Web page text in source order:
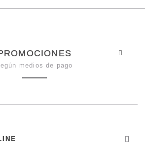
medios de pago